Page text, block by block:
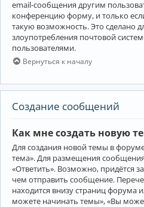
email-сообщения другим
конференцию форму, и только
такую возможность. Это сделано
злоупотребления почтовой
пользователями.
Вернуться к началу
Создание сообщений
Как мне создать новую
Для создания новой темы в
тема». Для размещения
«Ответить». Возможно, придётся
чем отправить сообщение.
находится внизу страниц
можете начинать темы», «Вы